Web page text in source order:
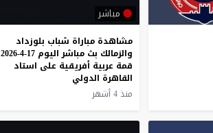
مباشر
مشاهدة مباراة شباب بلوزداد
والزمالك بث مباشر اليوم 17-4-2026
قمة عربية أفريقية على استاد
القاهرة الدولي
منذ 4 أشهر